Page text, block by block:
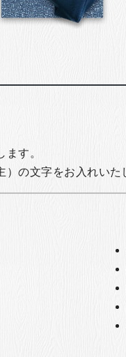
す。
の文字をお入れいた